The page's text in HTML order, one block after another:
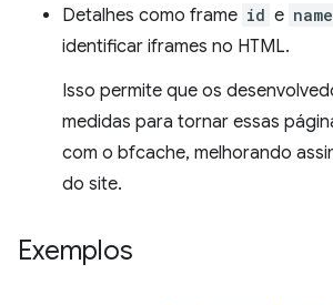
Detalhes como frame id e name
identificar iframes no HTML.
Isso permite que os
medidas para tornar essas
com o bfcache, melhorando
do site.
Exemplos